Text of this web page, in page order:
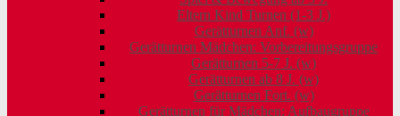
Eltern Kind Turnen (1-3 J.)
Gerätturnen Anf. (w)
Gerätturnen Mädchen: Vorbereitungsgruppe
Gerätturnen 5-7 J. (w)
Gerätturnen ab 8 J. (w)
Gerätturnen Fort. (w)
Gerätturnen für Mädchen: Aufbaugruppe